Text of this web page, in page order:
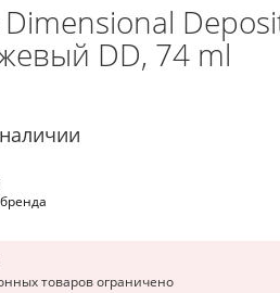
DD, 74 ml
товаров ограничено